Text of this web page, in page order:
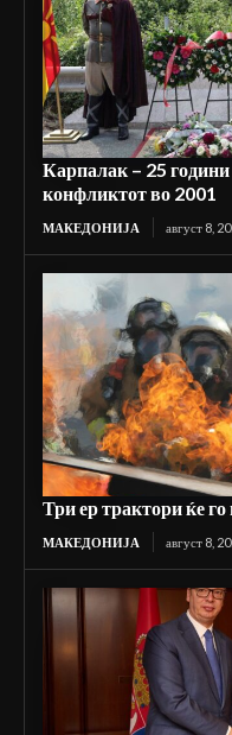
Карпалак – 25 години
конфликтот во 2001
МАКЕДОНИЈА август 8,
Три ер трактори ќе
МАКЕДОНИЈА август 8,